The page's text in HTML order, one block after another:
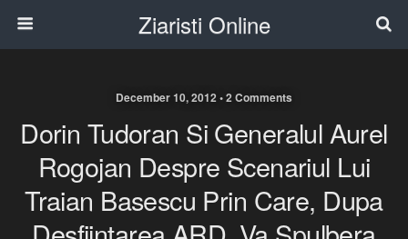
Ziaristi Online
December 10, 2012 • 2 Comments
Dorin Tudoran Si Generalul Aurel
Rogojan Despre Scenariul Lui
Traian Basescu Prin Care, Dupa